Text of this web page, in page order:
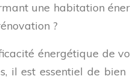
une habitation
?
énergétique de
il est essentiel de